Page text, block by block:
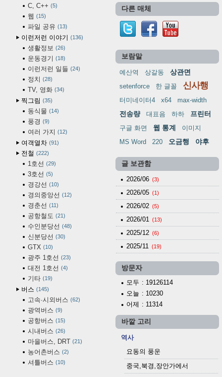
C, C++ 5
웹 15
파일 공유 13
이런저런 이야기 136
생활정보 26
운동경기 18
이런저런 일들 24
정치 28
TV, 영화 34
찍그림 35
동식물 14
풍경 9
여러 가지 12
여객열차 91
전철 222
1호선 29
3호선 5
경강선 10
경의중앙선 12
경춘선 11
공항철도 21
수인분당선 48
신분당선 30
GTX 10
광주 1호선 23
대전 1호선 4
기타 19
버스 145
고속·시외버스 62
광역버스 9
공항버스 15
시내버스 26
마을버스, DRT 21
농어촌버스 2
셔틀버스 10
다른 매체
보람말
예산역 상갈동 상관면
setenforce 한 글꼴 신사행
터미네이터4 x64 max-width
전송량 대표음 하하 프린터
구글 화면 웹 통계
이미지
MS Word
220 오금행 야후
글 보관함
2026/06 (3)
2026/05 (1)
2026/02 (5)
2026/01 (13)
2025/12 (6)
2025/11 (19)
방문자
모두 : 19126114
오늘 : 10230
어제 : 11314
바깥 고리
역사
요동의 풍운
중국,북경,장안가에서